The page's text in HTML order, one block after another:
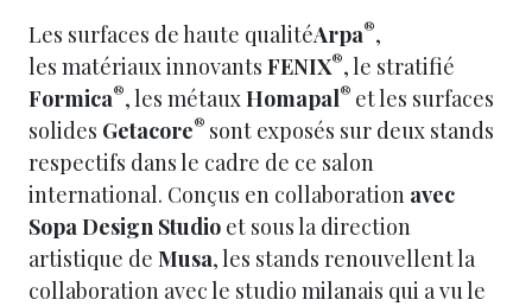
Les surfaces de haute qualitéArpa®,
les matériaux innovants FENIX®, le stratifié
Formica®, les métauxHomapal® et les surfaces
solides Getacore® sont exposés sur deux stands
respectifs dans le cadre de ce salon
international. Conçus en collaboration avec
Sopa Design Studio et sous la direction
artistique de Musa, les stands renouvellent la
collaboration avec le studio milanais qui a vu le